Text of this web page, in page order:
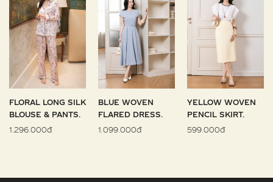
FLORAL LONG SILK
BLOUSE & PANTS.
1.296.000đ
BLUE WOVEN
FLARED DRESS.
1.099.000đ
YELLOW WOVEN
PENCIL SKIRT.
599.000đ